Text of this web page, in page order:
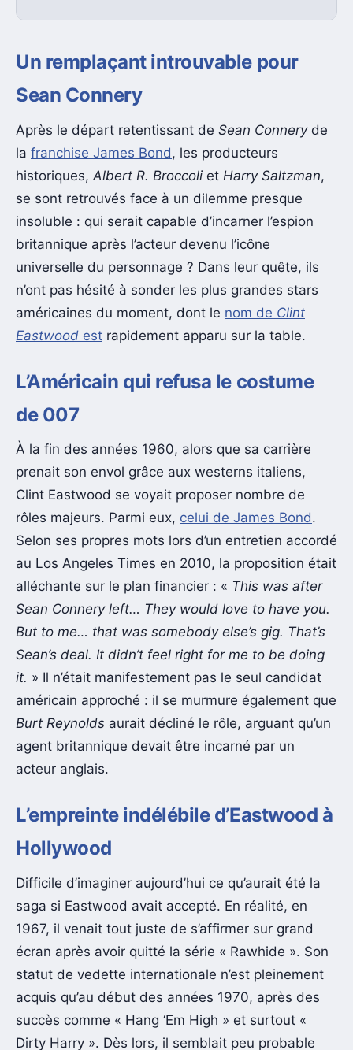
Un remplaçant introuvable pour
Sean Connery
Après le départ retentissant de Sean Conneryde
la franchise James Bond, les producteurs
historiques,Albert R. Broccoli et Harry Saltzman,
se sont retrouvés face à un dilemme presque
insoluble : qui serait capable d’incarner l’espion
britannique après l’acteur devenu l’icône
universelle du personnage ? Dans leur quête, ils
n’ont pas hésité à sonder les plus grandes stars
américaines du moment, dont le nom de Clint
Eastwood est rapidement apparu sur la table.
L’Américain qui refusa le costume
de 007
À la fin des années 1960, alors que sa carrière
prenait son envol grâce aux westerns italiens,
Clint Eastwood se voyait proposer nombre de
rôles majeurs. Parmi eux, celui de James Bond.
Selon ses propres mots lors d’un entretien accordé
au Los Angeles Times en 2010, la proposition était
alléchante sur le plan financier : « This was after
Sean Connery left… They would love to have you.
But to me… that was somebody else’s gig. That’s
Sean’s deal. It didn’t feel right for me to be doing
it. » Il n’était manifestement pas le seul candidat
américain approché : il se murmure également que
Burt Reynolds aurait décliné le rôle, arguant qu’un
agent britannique devait être incarné par un
acteur anglais.
L’empreinte indélébile d’Eastwood à
Hollywood
Difficile d’imaginer aujourd’hui ce qu’aurait été la
saga si Eastwood avait accepté. En réalité, en
1967, il venait tout juste de s’affirmer sur grand
écran après avoir quitté la série « Rawhide ». Son
statut de vedette internationale n’est pleinement
acquis qu’au début des années 1970, après des
succès comme « Hang ‘Em High » et surtout «
Dirty Harry ». Dès lors, il semblait peu probable